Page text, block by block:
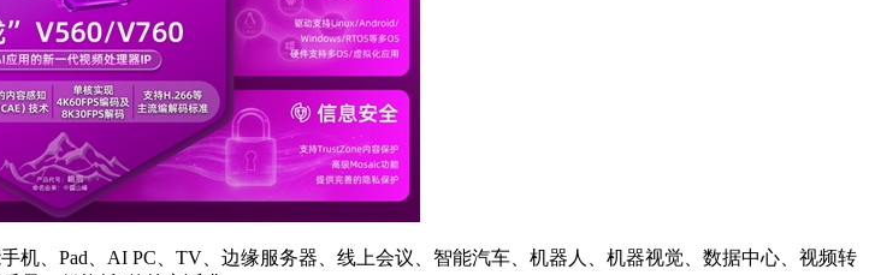
机、Pad、AI PC、TV、边缘服务器、线上会议、智能汽车、机器人、机器视觉、数据中心、视频转